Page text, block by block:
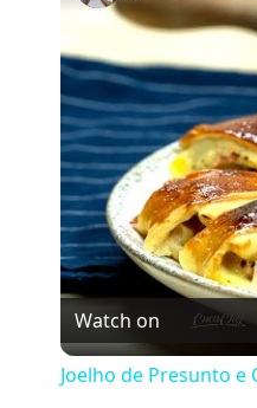
Watch on
Joelho de Presunto